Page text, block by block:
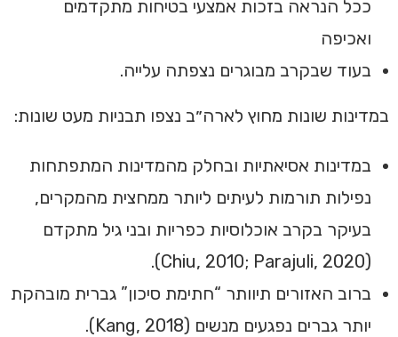
ככל הנראה בזכות אמצעי בטיחות מתקדמים
ואכיפה
בעוד שבקרב מבוגרים נצפתה עלייה.
במדינות שונות מחוץ לארה״ב נצפו תבניות מעט שונות:
במדינות אסיאתיות ובחלק מהמדינות המתפתחות
נפילות תורמות לעיתים ליותר ממחצית מהמקרים,
בעיקר בקרב אוכלוסיות כפריות ובני גיל מתקדם
(Chiu, 2010; Parajuli, 2020).
ברוב האזורים תיוותר “חתימת סיכון” גברית מובהקת
יותר גברים נפגעים מנשים (Kang, 2018).